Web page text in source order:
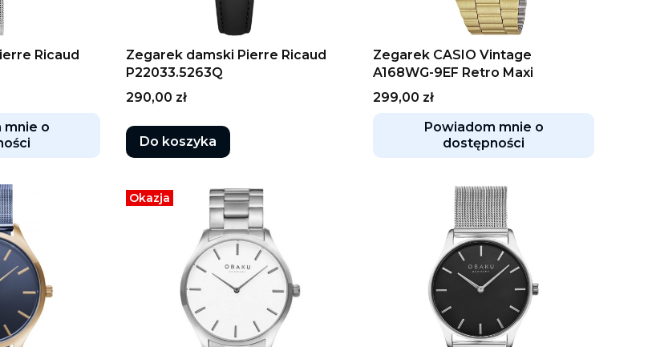
Ricaud
mnie o
Zegarek damski Pierre Ricaud
P22033.5263Q
Cena
290,00 zł
Do koszyka
Zegarek CASIO Vintage
A168WG-9EF Retro Maxi
Cena
299,00 zł
Powiadom mnie o
dostępności
Okazja